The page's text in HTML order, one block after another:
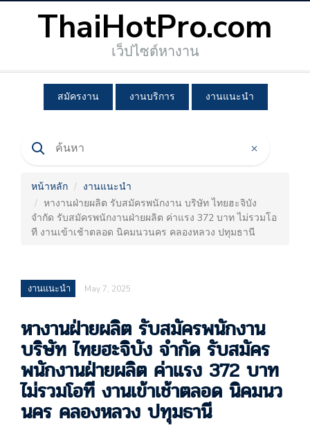
ThaiHotPro.com
เว็ปไซต์หางาน
สมัครงาน งานบริการ งานแนะนำ
หน้าหลัก
งานแนะนำ
หางานฝ่ายผลิต รับสมัครพนักงาน บริษัท ไทยฮะจิบัง
จำกัด รับสมัครพนักงานฝ่ายผลิต ค่าแรง 372 บาท ไม่รวมโอ
ที งานเข้าเช้าตลอด นิคมนวนคร คลองหลวง ปทุมธานี
งานแนะนำ May 7, 2025
หางานฝ่ายผลิต รับสมัครพนักงาน
บริษัท ไทยฮะจิบัง จำกัด รับสมัคร
พนักงานฝ่ายผลิต ค่าแรง 372 บาท
ไม่รวมโอที งานเข้าเช้าตลอด นิคมนว
นคร คลองหลวง ปทุมธานี